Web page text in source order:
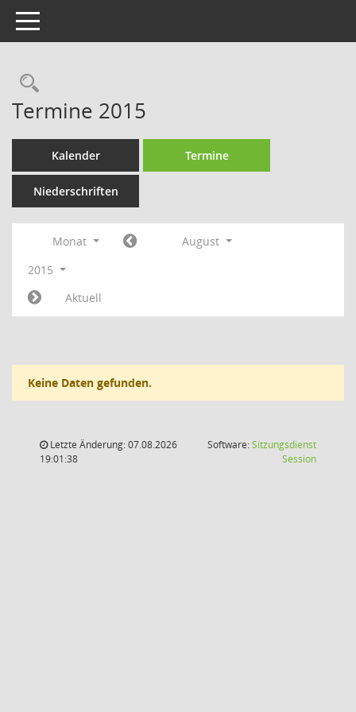
Toggle navigation
Rechercheauswahl
Termine 2015
Kalender Termine
Niederschriften
Monat
August
2015
Aktuell
Keine Daten gefunden.
Letzte Änderung: 07.08.2026
19:01:38
Software:Sitzungsdienst
Session(Wird in